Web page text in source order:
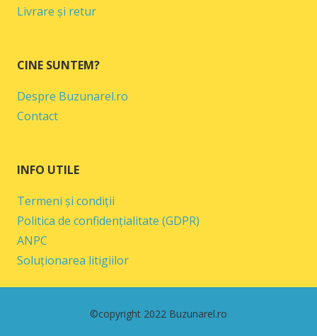
Livrare și retur
CINE SUNTEM?
Despre Buzunarel.ro
Contact
INFO UTILE
Termeni și condiții
Politica de confidențialitate (GDPR)
ANPC
Soluționarea litigiilor
©copyright 2022 Buzunarel.ro